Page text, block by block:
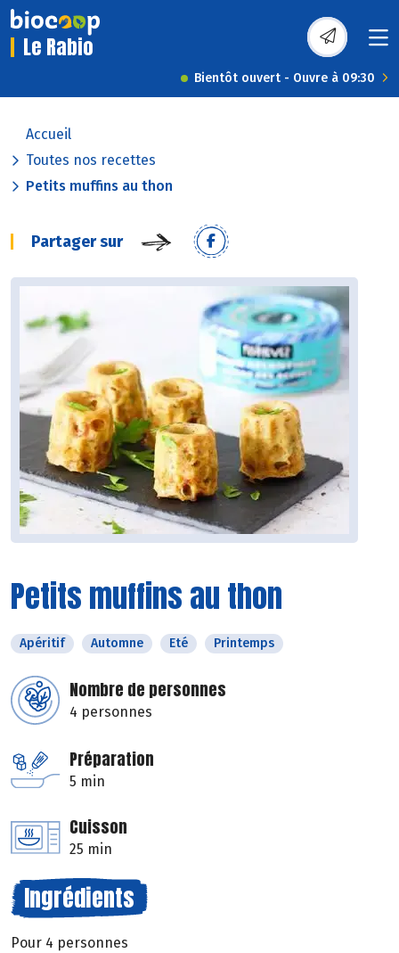
Le Rabio
Bientôt ouvert - Ouvre à 09:30
Accueil
Toutes nos recettes
Petits muffins au thon
Partager sur
Petits muffins au thon
Apéritif Automne Eté Printemps
Nombre de personnes
4 personnes
Préparation
5 min
Cuisson
25 min
Ingrédients
Pour 4 personnes